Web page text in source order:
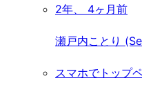
2年、 4ヶ月前
瀬戸内ことり
スマホでトップ